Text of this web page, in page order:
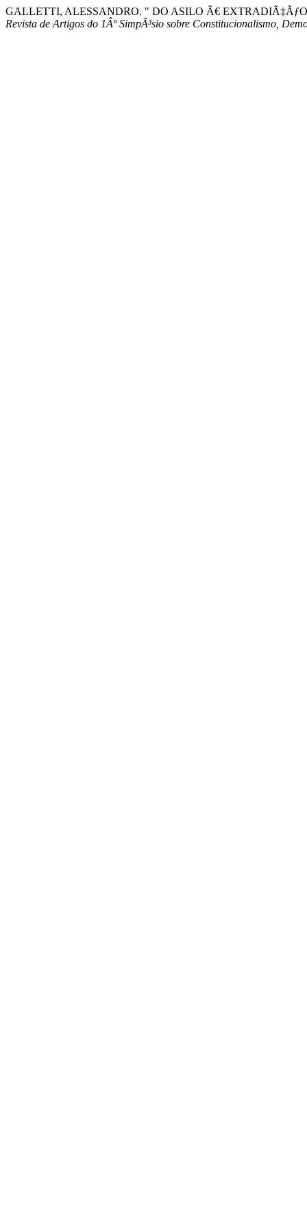
GALLETTI, ALESSANDRO. " DO ASILO Ã€
Revista de Artigos do 1Âº SimpÃ³sio sobre Constitucionalismo,